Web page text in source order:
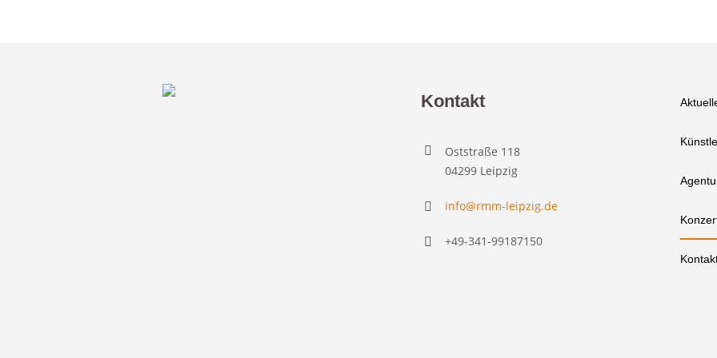
Kontakt
Oststraße 118
04299 Leipzig
info@rmm-leipzig.de
+49-341-99187150